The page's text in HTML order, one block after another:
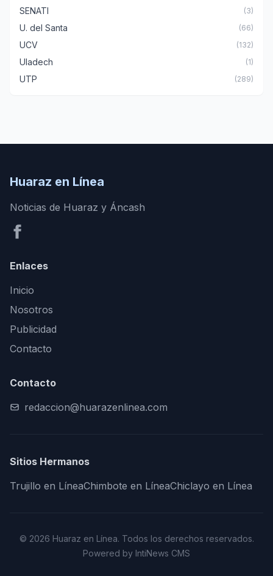
SENATI (3)
U. del Santa (66)
UCV (132)
Uladech (1)
UTP (289)
Huaraz en Línea
Noticias de Huaraz y Áncash
Enlaces
Inicio
Nosotros
Publicidad
Contacto
Contacto
redaccion@huarazenlinea.com
Sitios Hermanos
Trujillo en LíneaChimbote en LíneaChiclayo en Línea
© 2026 Huaraz en Línea. Todos los derechos reservados.
Powered by IntiNews CMS